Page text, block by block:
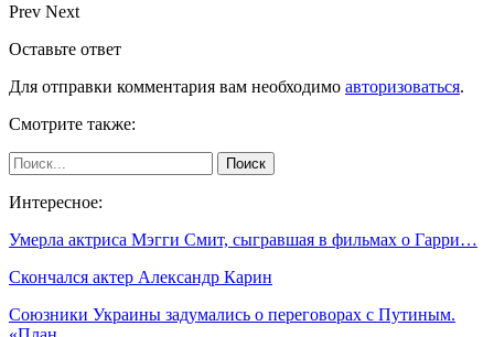
Prev Next
Оставьте ответ
Для отправки комментария вам необходимо авторизоваться.
Смотрите также:
Интересное:
Умерла актриса Мэгги Смит, сыгравшая в фильмах о Гарри…
Скончался актер Александр Карин
Союзники Украины задумались о переговорах с Путиным.